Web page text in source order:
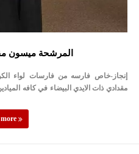
المرشحة ميسون
إنجاز-خاص فارسه من فارسات لواء
مقدادي ذات الايدي البيضاء في كافه